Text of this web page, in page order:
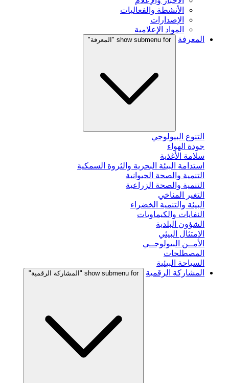
الأنشطة والفعاليات
الإصدارات
المواد الإعلامية
المعرفة
show submenu for "المعرفة"
التنوع البيولوجي
جودة الهواء
سلامة الأغذية
استدامة البيئة البحرية والثروة السمكية
التنمية والصحة الحيوانية
التنمية والصحة الزراعية
التغير المناخي
البيئة والتنمية الخضراء
النفايات والكيماويات
الشؤون البلدية
الامتثال البيئي
الأمــن البيولوجــي
المصطلحات
السياحة البيئية
المشاركة الرقمية
show submenu for "المشاركة الرقمية"